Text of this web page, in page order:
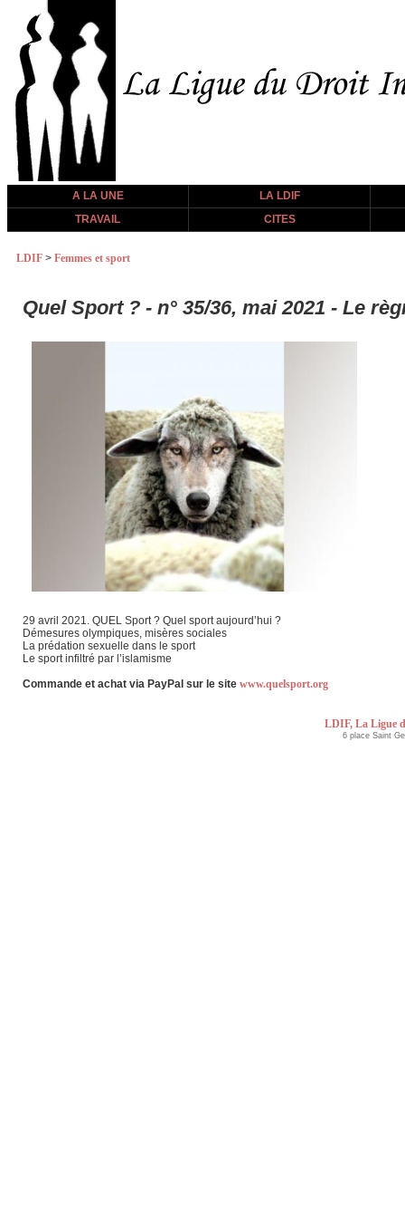
A LA UNE
LA LDIF
TRAVAIL
CITES
LDIF > Femmes et sport
Quel Sport ? - n° 35/36, mai 2021 - Le
29 avril 2021. QUEL Sport ? Quel sport aujourd’hui ?
Démesures olympiques, misères sociales
La prédation sexuelle dans le sport
Le sport infiltré par l’islamisme
Commande et achat via PayPal sur le site www.quelsport.org
LDIF, La Ligue
6 place Saint